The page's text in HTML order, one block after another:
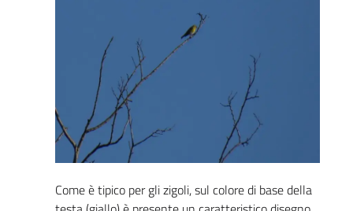
Come è tipico per gli zigoli, sul colore di base della